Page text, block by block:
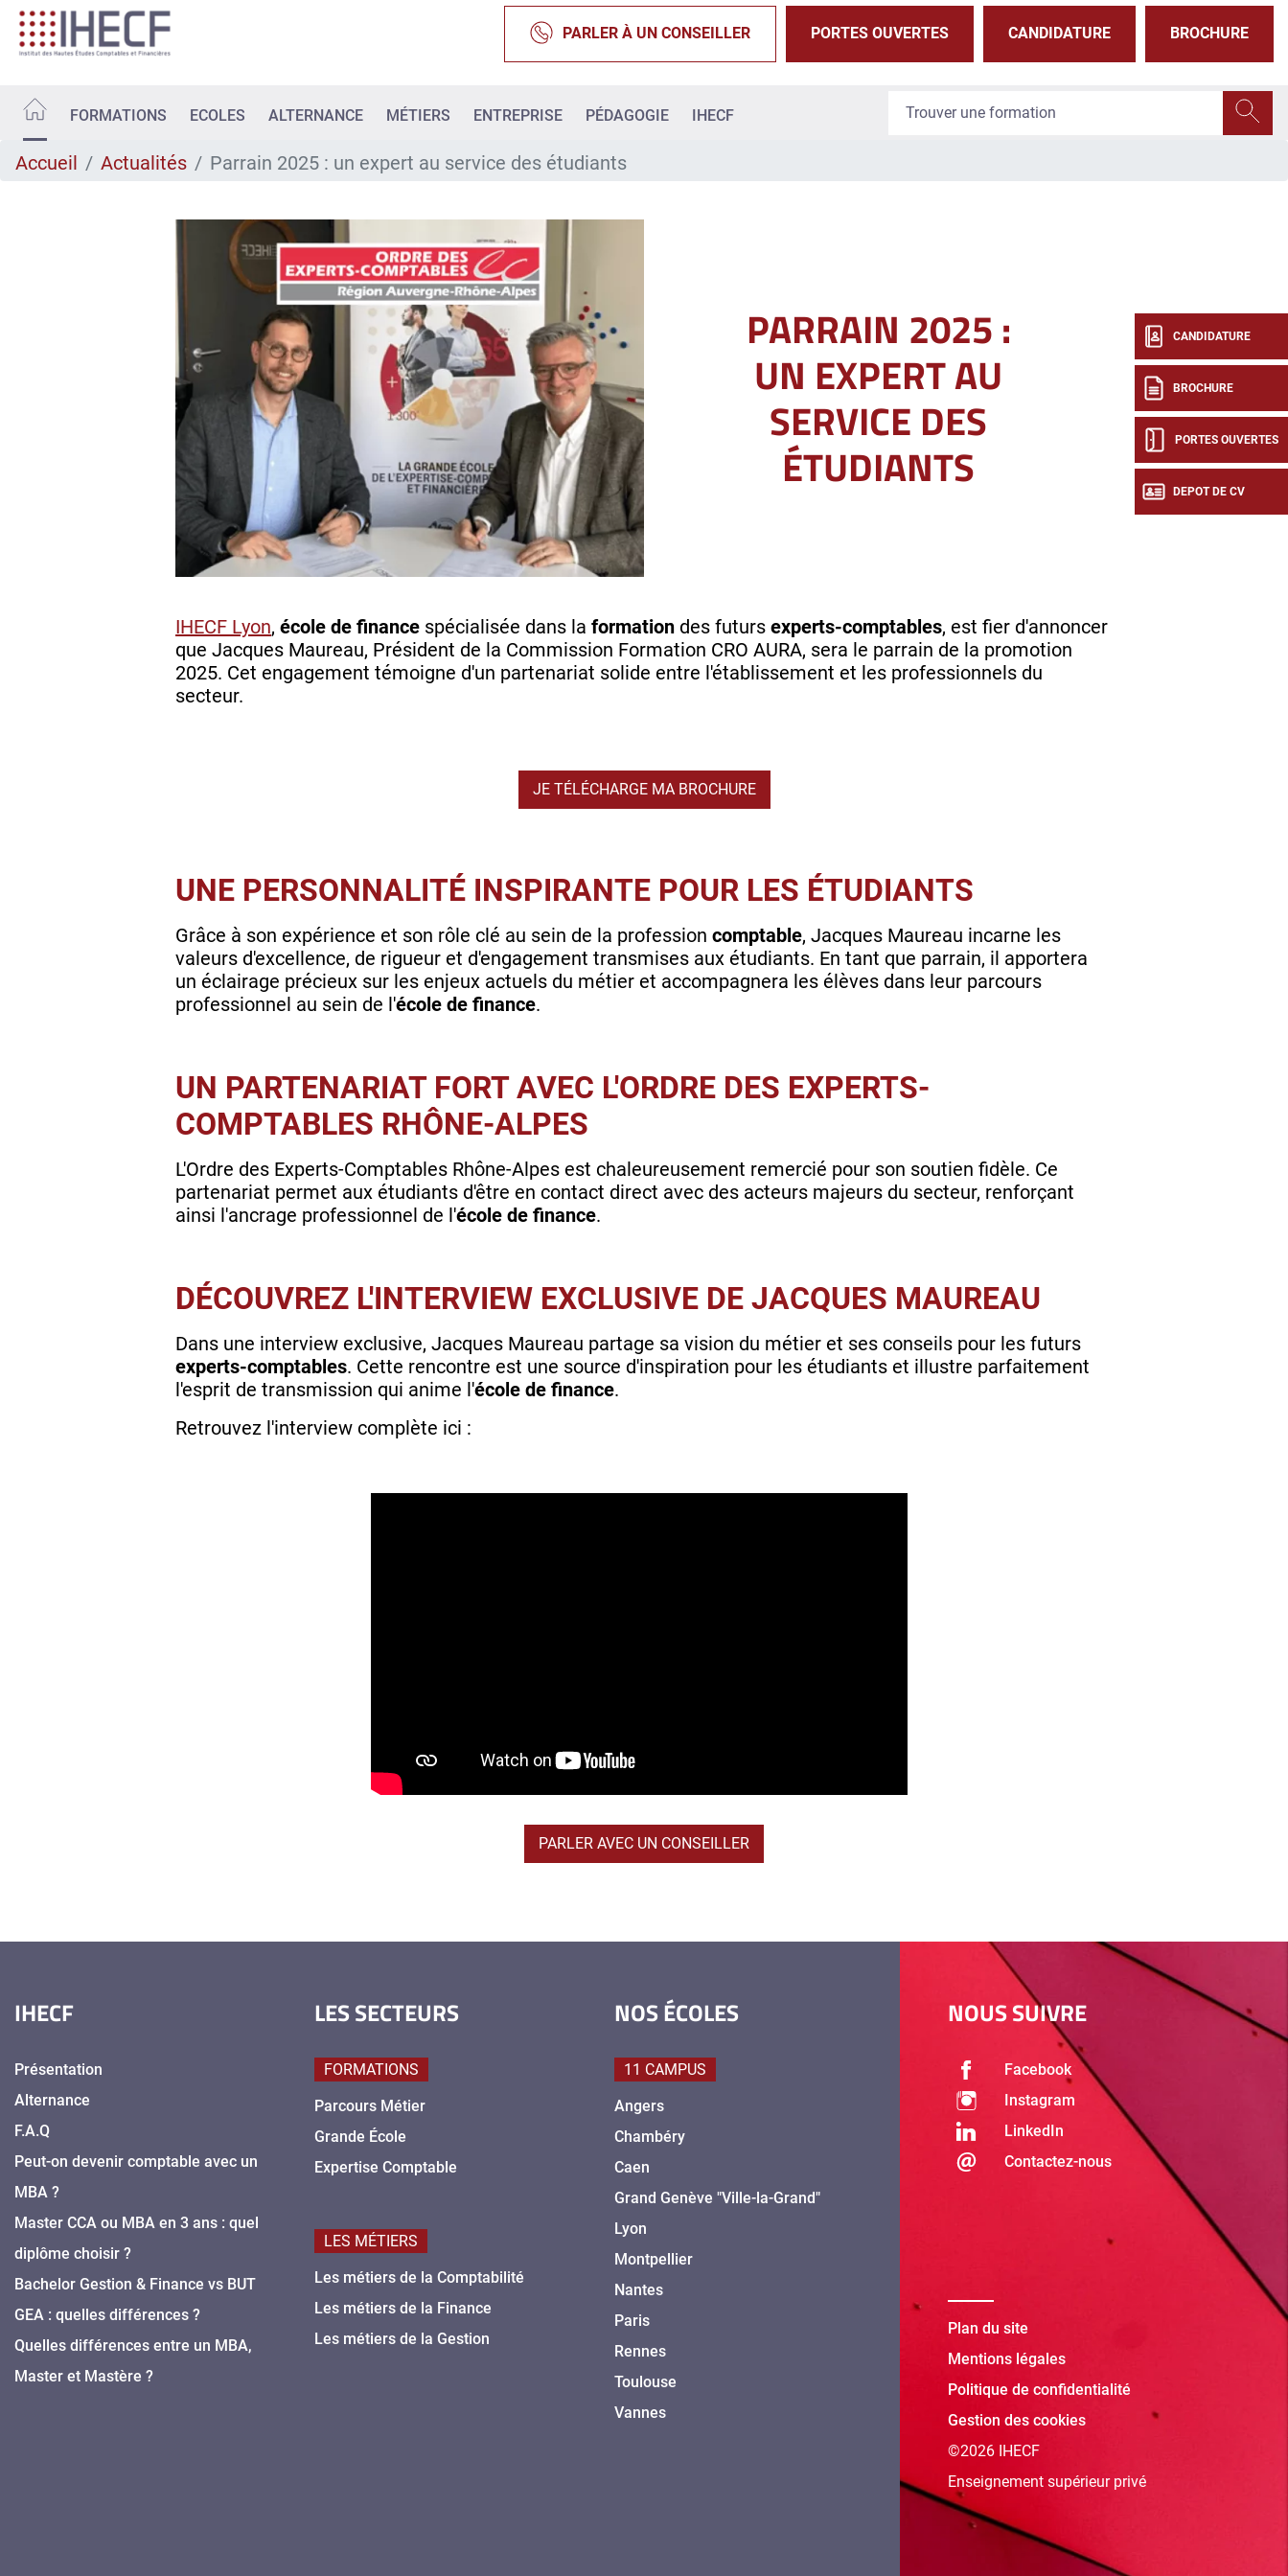
Aller
contenu
PARLER À UN CONSEILLER PORTES OUVERTES CANDIDATURE BROCHURE
FORMATIONS ECOLES ALTERNANCE MÉTIERS ENTREPRISE PÉDAGOGIE IHECF
CANDIDATURE
BROCHURE
PORTES OUVERTES
DEPOT DE CV
Accueil Actualités Parrain 2025 : un expert au service des étudiants
PARRAIN 2025 :
UN EXPERT AU
SERVICE DES
ÉTUDIANTS
IHECF Lyon, école de finance spécialisée dans la formation des futurs experts-comptables, est fier d'annoncer
que Jacques Maureau, Président de la Commission Formation CRO AURA, sera le parrain de la promotion
2025. Cet engagement témoigne d'un partenariat solide entre l'établissement et les professionnels du
secteur.
JE TÉLÉCHARGE MA BROCHURE
UNE PERSONNALITÉ INSPIRANTE POUR LES ÉTUDIANTS
Grâce à son expérience et son rôle clé au sein de la profession comptable, Jacques Maureau incarne les
valeurs d'excellence, de rigueur et d'engagement transmises aux étudiants. En tant que parrain, il apportera
un éclairage précieux sur les enjeux actuels du métier et accompagnera les élèves dans leur parcours
professionnel au sein de l'école de finance.
UN PARTENARIAT FORT AVEC L'ORDRE DES EXPERTS-
COMPTABLES RHÔNE-ALPES
L'Ordre des Experts-Comptables Rhône-Alpes est chaleureusement remercié pour son soutien fidèle. Ce
partenariat permet aux étudiants d'être en contact direct avec des acteurs majeurs du secteur, renforçant
ainsi l'ancrage professionnel de l'école de finance.
DÉCOUVREZ L'INTERVIEW EXCLUSIVE DE JACQUES MAUREAU
Dans une interview exclusive, Jacques Maureau partage sa vision du métier et ses conseils pour les futurs
experts-comptables. Cette rencontre est une source d'inspiration pour les étudiants et illustre parfaitement
l'esprit de transmission qui anime l'école de finance.
Retrouvez l'interview complète ici :
PARLER AVEC UN CONSEILLER
IHECF
Présentation
Alternance
F.A.Q
Peut-on devenir comptable avec un
MBA ?
Master CCA ou MBA en 3 ans : quel
diplôme choisir ?
Bachelor Gestion & Finance vs BUT
GEA : quelles différences ?
Quelles différences entre un MBA,
Master et Mastère ?
LES SECTEURS
FORMATIONS
Parcours Métier
Grande École
Expertise Comptable
LES MÉTIERS
Les métiers de la Comptabilité
Les métiers de la Finance
Les métiers de la Gestion
NOS ÉCOLES
11 CAMPUS
Angers
Chambéry
Caen
Grand Genève "Ville-la-Grand"
Lyon
Montpellier
Nantes
Paris
Rennes
Toulouse
Vannes
NOUS SUIVRE
Facebook
Instagram
LinkedIn
Contactez-nous
Plan du site
Mentions légales
Politique de confidentialité
Gestion des cookies
©2026 IHECF
Enseignement supérieur privé